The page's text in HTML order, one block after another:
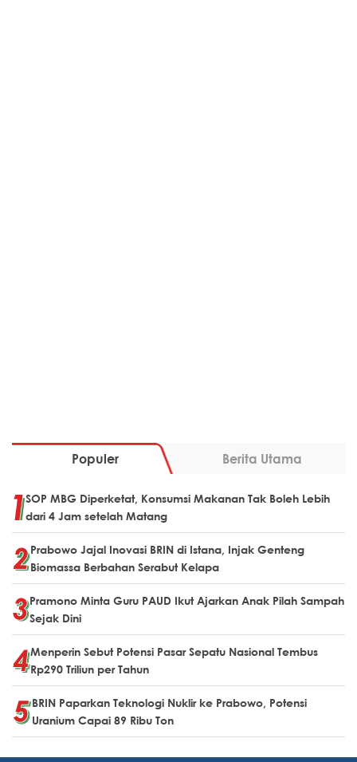
Populer Berita Utama
SOP MBG Diperketat, Konsumsi Makanan Tak Boleh Lebih
dari 4 Jam setelah Matang
Prabowo Jajal Inovasi BRIN di Istana, Injak Genteng
Biomassa Berbahan Serabut Kelapa
Pramono Minta Guru PAUD Ikut Ajarkan Anak Pilah Sampah
Sejak Dini
Menperin Sebut Potensi Pasar Sepatu Nasional Tembus
Rp290 Triliun per Tahun
BRIN Paparkan Teknologi Nuklir ke Prabowo, Potensi
Uranium Capai 89 Ribu Ton